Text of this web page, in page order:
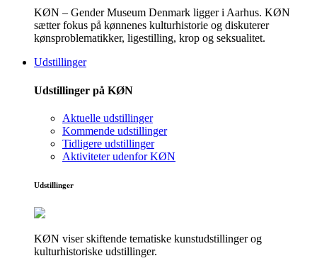
KØN – Gender Museum Denmark ligger i Aarhus. KØN
sætter fokus på kønnenes kulturhistorie og diskuterer
kønsproblematikker, ligestilling, krop og seksualitet.
Udstillinger
Udstillinger på KØN
Aktuelle udstillinger
Kommende udstillinger
Tidligere udstillinger
Aktiviteter udenfor KØN
Udstillinger
KØN viser skiftende tematiske kunstudstillinger og
kulturhistoriske udstillinger.